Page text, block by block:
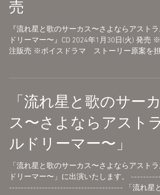
売
『流れ星と歌のサーカス〜さよならアストラ
ドリーマー〜』CD 2024年1月30日(火) 発売 ※
注販売 ※ボイスドラマ ストーリー原案を担
「流れ星と歌のサーカ
ス〜さよならアストラ
ルドリーマー〜」
「流れ星と歌のサーカス〜さよならアストラ
ドリーマー〜」に出演いたします。
-------------------------------------- 「流れ星と